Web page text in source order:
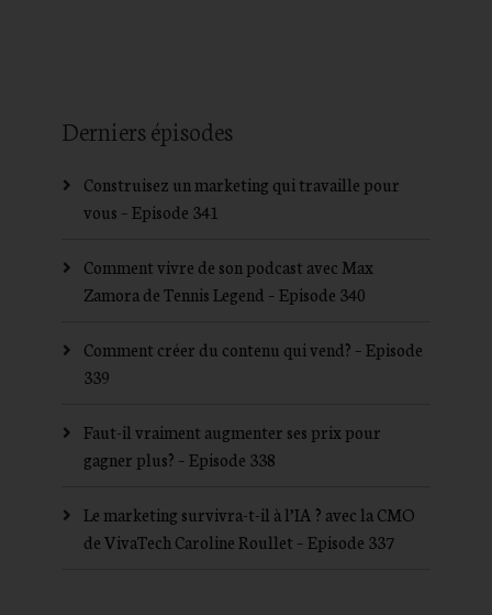
Derniers épisodes
Construisez un marketing qui travaille pour
vous – Episode 341
Comment vivre de son podcast avec Max
Zamora de Tennis Legend – Episode 340
Comment créer du contenu qui vend? – Episode
339
Faut-il vraiment augmenter ses prix pour
gagner plus? – Episode 338
Le marketing survivra-t-il à l’IA ? avec la CMO
de VivaTech Caroline Roullet – Episode 337